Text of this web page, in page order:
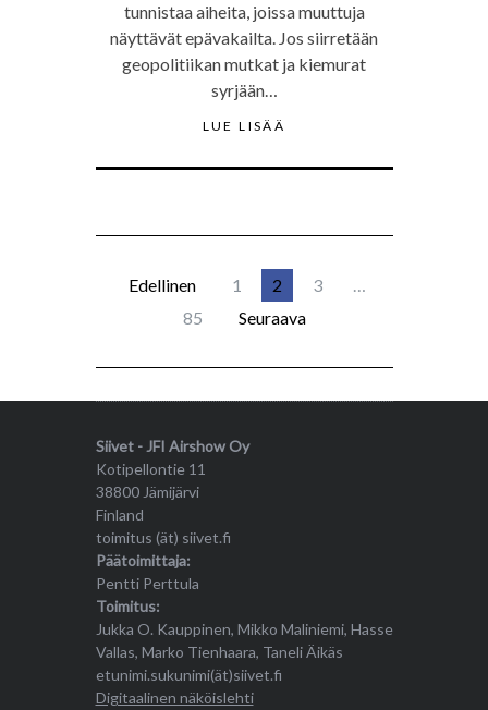
tunnistaa aiheita, joissa muuttuja
näyttävät epävakailta. Jos siirretään
geopolitiikan mutkat ja kiemurat
syrjään…
LUE LISÄÄ
Edellinen 1 2 3
…
85
Seuraava
Siivet - JFI Airshow Oy
Kotipellontie 11
38800 Jämijärvi
Finland
toimitus (ät) siivet.fi
Päätoimittaja:
Pentti Perttula
Toimitus:
Jukka O. Kauppinen, Mikko Maliniemi, Hasse
Vallas, Marko Tienhaara, Taneli Äikäs
etunimi.sukunimi(ät)siivet.fi
Digitaalinen näköislehti